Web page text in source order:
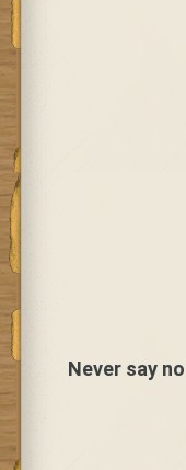
Never say